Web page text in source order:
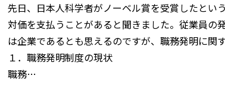
先日、日本人科学者がノーベル賞を受賞したとい
対価を支払うことがあると聞きました。従業員の
は企業であるとも思えるのですが、職務発明に関
１．職務発明制度の現状
職務…